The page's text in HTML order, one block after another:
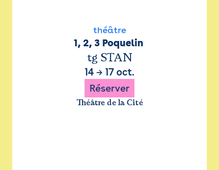
théâtre
1, 2, 3 Poquelin
tg STAN
14 → 17 oct.
Réserver
Théâtre de la Cité